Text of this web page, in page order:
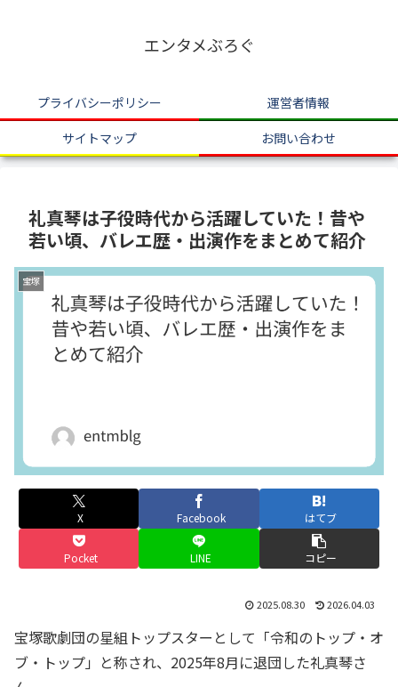
エンタメぶろぐ
プライバシーポリシー
運営者情報
サイトマップ
お問い合わせ
礼真琴は子役時代から活躍していた！昔や
若い頃、バレエ歴・出演作をまとめて紹介
宝塚
X Facebook はてブ
Pocket LINE コピー
2025.08.30 2026.04.03
宝塚歌劇団の星組トップスターとして「令和のトップ・オ
ブ・トップ」と称され、2025年8月に退団した礼真琴さ